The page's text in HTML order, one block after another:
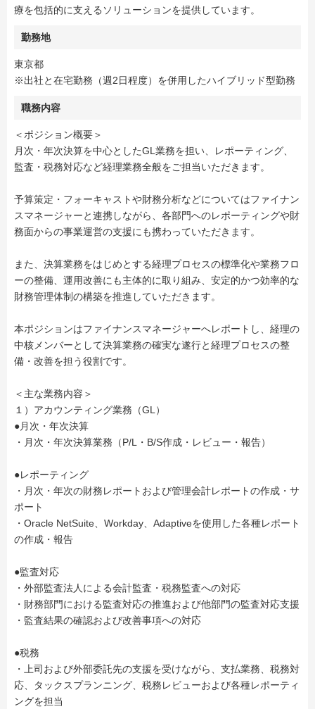
療を包括的に支えるソリューションを提供しています。
勤務地
東京都
※出社と在宅勤務（週2日程度）を併用したハイブリッド型勤務
職務内容
＜ポジション概要＞
月次・年次決算を中心としたGL業務を担い、レポーティング、
監査・税務対応など経理業務全般をご担当いただきます。
予算策定・フォーキャストや財務分析などについてはファイナン
スマネージャーと連携しながら、各部門へのレポーティングや財
務面からの事業運営の支援にも携わっていただきます。
また、決算業務をはじめとする経理プロセスの標準化や業務フロ
ーの整備、運用改善にも主体的に取り組み、安定的かつ効率的な
財務管理体制の構築を推進していただきます。
本ポジションはファイナンスマネージャーへレポートし、経理の
中核メンバーとして決算業務の確実な遂行と経理プロセスの整
備・改善を担う役割です。
＜主な業務内容＞
１）アカウンティング業務（GL）
●月次・年次決算
・月次・年次決算業務（P/L・B/S作成・レビュー・報告）
●レポーティング
・月次・年次の財務レポートおよび管理会計レポートの作成・サ
ポート
・Oracle NetSuite、Workday、Adaptiveを使用した各種レポート
の作成・報告
●監査対応
・外部監査法人による会計監査・税務監査への対応
・財務部門における監査対応の推進および他部門の監査対応支援
・監査結果の確認および改善事項への対応
●税務
・上司および外部委託先の支援を受けながら、支払業務、税務対
応、タックスプランニング、税務レビューおよび各種レポーティ
ングを担当